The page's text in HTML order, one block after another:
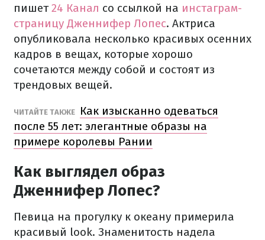
пишет24 Канал со ссылкой на инстаграм-
страницу Дженнифер Лопес. Актриса
опубликовала несколько красивых осенних
кадров в вещах, которые хорошо
сочетаются между собой и состоят из
трендовых вещей.
ЧИТАЙТЕ ТАКЖЕ
Как изысканно одеваться
после 55 лет: элегантные образы на
примере королевы Рании
Как выглядел образ
Дженнифер Лопес?
Певица на прогулку к океану примерила
красивый look. Знаменитость надела